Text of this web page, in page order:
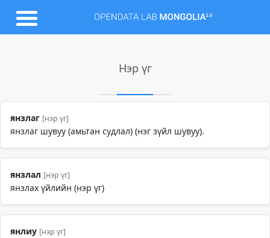
Нэр үг
янзлаг [нэр үг]
янзлаг шувуу (амьтан судлал) (нэг зүйл шувуу).
янзлал [нэр үг]
янзлах үйлийн (нэр үг)
янлиу [нэр үг]